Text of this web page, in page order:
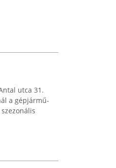
utca 31.
a gépjármű-